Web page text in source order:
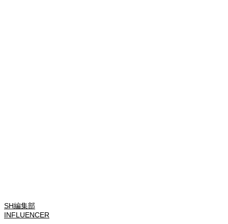
SH編集部
INFLUENCER